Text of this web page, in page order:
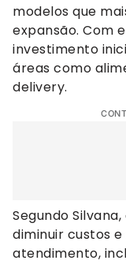
modelos que
expansão. Com
investimento
áreas como
delivery.
Segundo
diminuir custos
atendimento,